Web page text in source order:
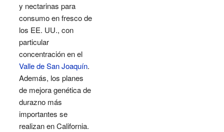
y nectarinas para
consumo en fresco de
los EE. UU., con
particular
concentración en el
Valle de San Joaquín.
Además, los planes
de mejora genética de
durazno más
importantes se
realizan en California.